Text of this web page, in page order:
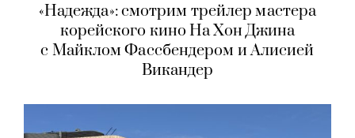
«Надежда»: смотрим трейлер мастера
корейского кино На Хон Джина
с Майклом Фассбендером и Алисией
Викандер